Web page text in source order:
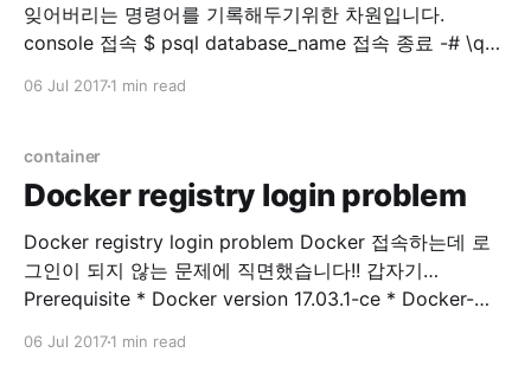
잊어버리는 명령어를 기록해두기위한 차원입니다.
console 접속 $ psql database_name 접속 종료 -# \q
database_name 사용자 목록 표시 -# \du Role 생성 -#
CREATE
06 Jul 20171 min read
container
Docker registry login problem
Docker registry login problem Docker 접속하는데 로
그인이 되지 않는 문제에 직면했습니다!! 갑자기…
Prerequisite * Docker version 17.03.1-ce * Docker-
06 Jul 20171 min read